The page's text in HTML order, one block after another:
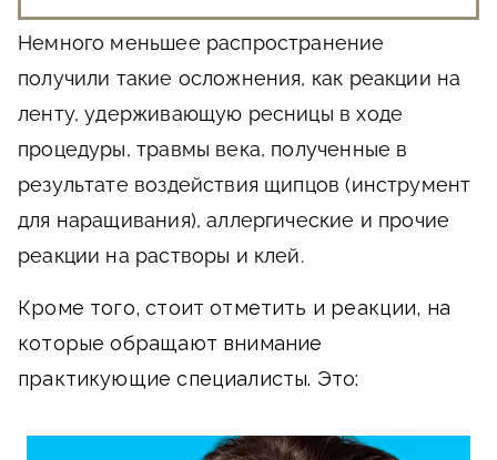
Немного меньшее распространение
получили такие осложнения, как реакции на
ленту, удерживающую ресницы в ходе
процедуры, травмы века, полученные в
результате воздействия щипцов (инструмент
для наращивания), аллергические и прочие
реакции на растворы и клей.
Кроме того, стоит отметить и реакции, на
которые обращают внимание
практикующие специалисты. Это: